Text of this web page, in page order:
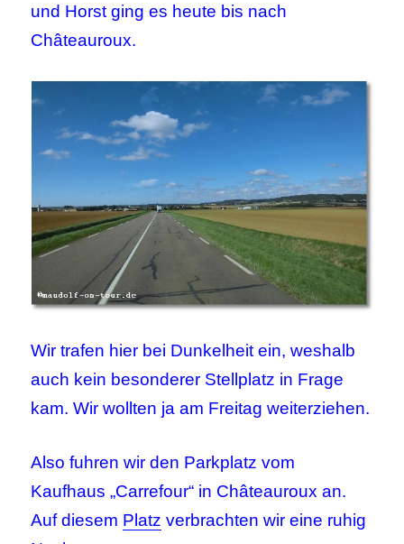
und Horst ging es heute bis nach
Châteauroux.
Wir trafen hier bei Dunkelheit ein, weshalb
auch kein besonderer Stellplatz in Frage
kam. Wir wollten ja am Freitag weiterziehen.
Also fuhren wir den Parkplatz vom
Kaufhaus „Carrefour“ in Châteauroux an.
Auf diesem Platz verbrachten wir eine ruhig